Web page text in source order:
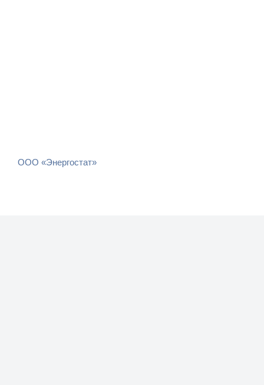
ООО «Энергостат»